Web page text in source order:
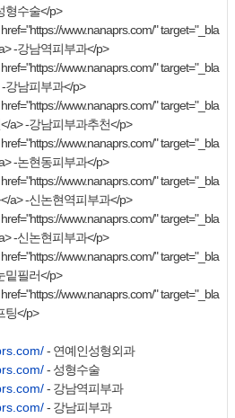
형수술</p>
www.nanaprs.com/" target="_bla
-강남역피부과</p>
www.nanaprs.com/" target="_bla
강남피부과</p>
www.nanaprs.com/" target="_bla
a> -강남피부과추천</p>
www.nanaprs.com/" target="_bla
-논현동피부과</p>
www.nanaprs.com/" target="_bla
a> -신논현역피부과</p>
www.nanaprs.com/" target="_bla
-신논현피부과</p>
www.nanaprs.com/" target="_bla
밑필러</p>
www.nanaprs.com/" target="_bla
팅</p>
- 연예인성형외과
- 성형수술
- 강남역피부과
- 강남피부과